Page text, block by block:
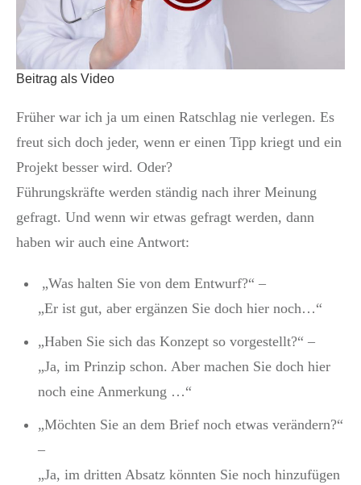
Beitrag als Video
Früher war ich ja um einen Ratschlag nie verlegen. Es
freut sich doch jeder, wenn er einen Tipp kriegt und ein
Projekt besser wird. Oder?
Führungskräfte werden ständig nach ihrer Meinung
gefragt. Und wenn wir etwas gefragt werden, dann
haben wir auch eine Antwort:
„Was halten Sie von dem Entwurf?“ –
„Er ist gut, aber ergänzen Sie doch hier noch…“
„Haben Sie sich das Konzept so vorgestellt?“ –
„Ja, im Prinzip schon. Aber machen Sie doch hier
noch eine Anmerkung …“
„Möchten Sie an dem Brief noch etwas verändern?“
–
„Ja, im dritten Absatz könnten Sie noch hinzufügen